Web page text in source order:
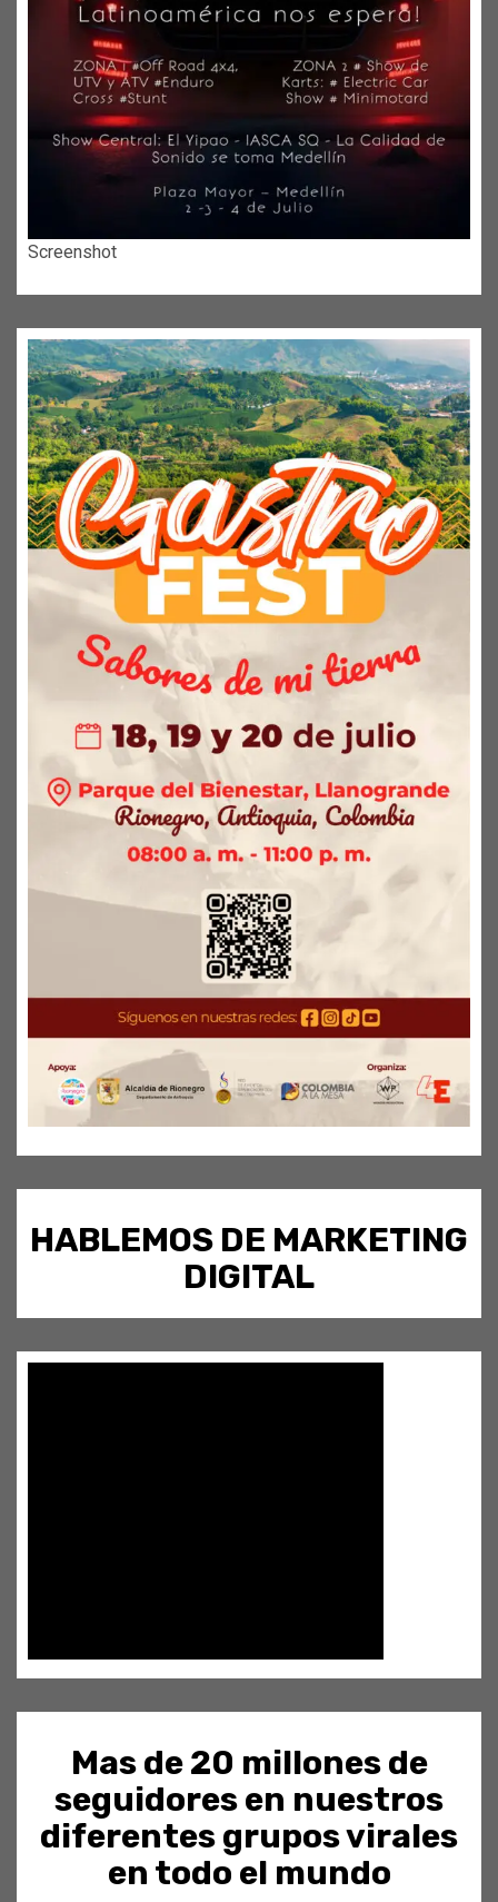
Screenshot
HABLEMOS DE MARKETING
DIGITAL
Mas de 20 millones de
seguidores en nuestros
diferentes grupos virales
en todo el mundo